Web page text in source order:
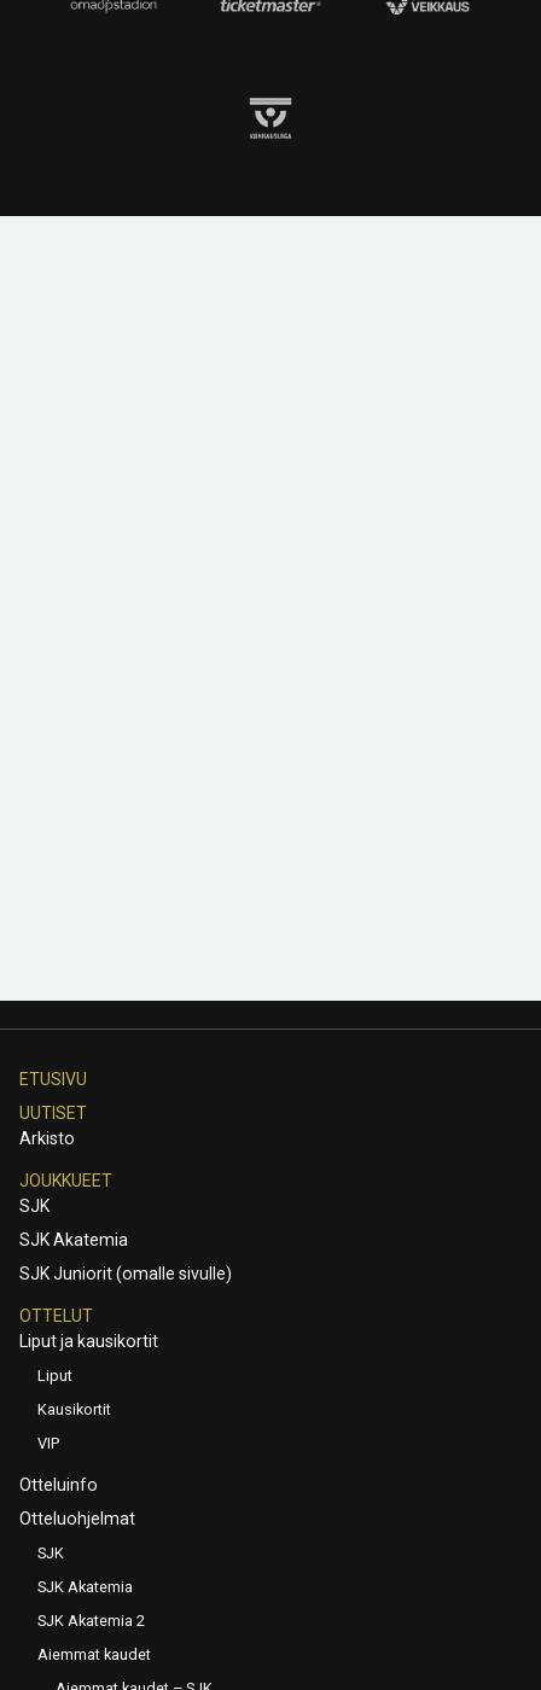
ETUSIVU
UUTISET
Arkisto
JOUKKUEET
SJK
SJK Akatemia
SJK Juniorit (omalle sivulle)
OTTELUT
Liput ja kausikortit
Liput
Kausikortit
VIP
Otteluinfo
Otteluohjelmat
SJK
SJK Akatemia
SJK Akatemia 2
Aiemmat kaudet